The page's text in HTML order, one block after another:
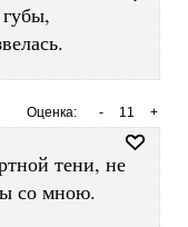
Оценка: +
11
-
тени, не
со мною.